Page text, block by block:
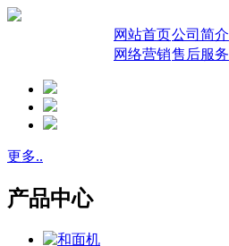
网站首页公司简介
网络营销售后服务
更多..
产品中心